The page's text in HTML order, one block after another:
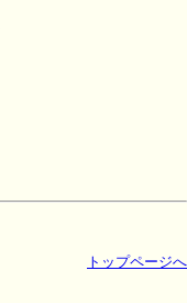
トップページへ